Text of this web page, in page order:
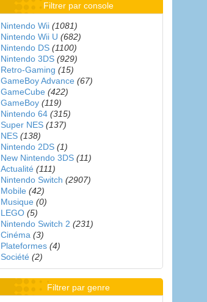
Filtrer par console
Nintendo Wii (1081)
Nintendo Wii U (682)
Nintendo DS (1100)
Nintendo 3DS (929)
Retro-Gaming (15)
GameBoy Advance (67)
GameCube (422)
GameBoy (119)
Nintendo 64 (315)
Super NES (137)
NES (138)
Nintendo 2DS (1)
New Nintendo 3DS (11)
Actualité (111)
Nintendo Switch (2907)
Mobile (42)
Musique (0)
LEGO (5)
Nintendo Switch 2 (231)
Cinéma (3)
Plateformes (4)
Société (2)
Filtrer par genre